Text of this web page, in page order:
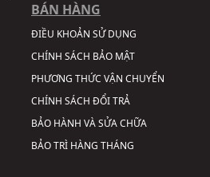
BÁN HÀNG
ĐIỀU KHOẢN SỬ DỤNG
CHÍNH SÁCH BẢO MẬT
PHƯƠNG THỨC VẬN CHUYỂN
CHÍNH SÁCH ĐỔI TRẢ
BẢO HÀNH VÀ SỬA CHỮA
BẢO TRÌ HÀNG THÁNG